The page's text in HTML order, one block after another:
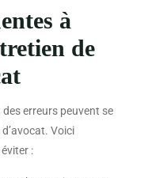
à
de
erreurs peuvent se
Voici
: